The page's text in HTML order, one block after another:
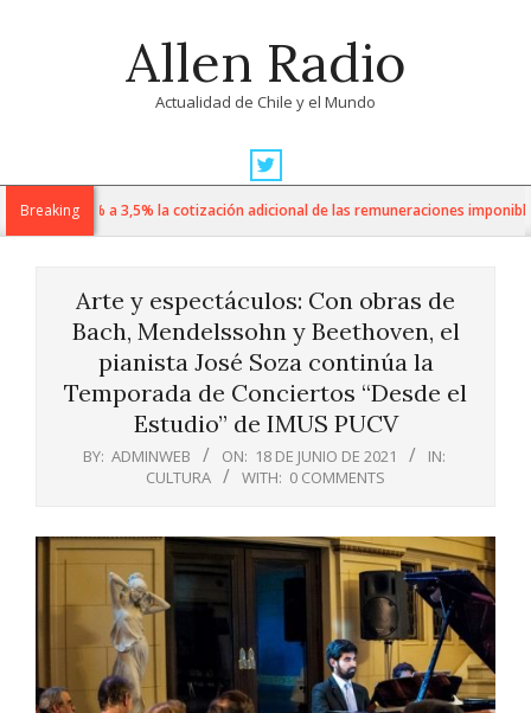
Allen Radio
Actualidad de Chile y el Mundo
Navigation
MenuBreaking
de 1% a 3,5% la cotización adicional de las remuneraciones imponibles
Arte y espectáculos: Con obras de
Bach, Mendelssohn y Beethoven, el
pianista José Soza continúa la
Temporada de Conciertos “Desde el
Estudio” de IMUS PUCV
BY: ADMINWEB ON: 18 DE JUNIO DE 2021
IN:
CULTURA
WITH: 0 COMMENTS